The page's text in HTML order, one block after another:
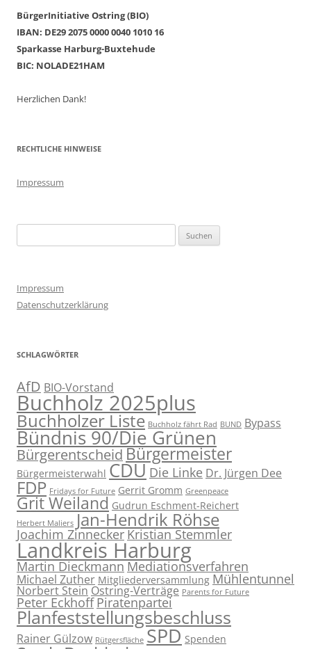
BürgerInitiative Ostring (BIO)
IBAN: DE29 2075 0000 0040 1010 16
Sparkasse Harburg-Buxtehude
BIC: NOLADE21HAM
Herzlichen Dank!
RECHTLICHE HINWEISE
Impressum
nach:
Impressum
Datenschutzerklärung
SCHLAGWÖRTER
AfD BIO-Vorstand
Buchholz 2025plus
Buchholzer Liste Buchholz fährt Rad BUND Bypass
Bündnis 90/Die Grünen
BürgerentscheidBürgermeister
Bürgermeisterwahl CDU Die Linke Dr. Jürgen Dee
FDP Fridays for Future Gerrit Gromm Greenpeace
Grit Weiland Gudrun Eschment-Reichert
Herbert Maliers Jan-Hendrik Röhse
Joachim ZinneckerKristian Stemmler
Landkreis Harburg
Martin DieckmannMediationsverfahren
Michael Zuther Mitgliederversammlung Mühlentunnel
Norbert Stein Ostring-Verträge Parents for Future
Peter Eckhoff Piratenpartei
Planfeststellungsbeschluss
Rainer Gülzow Rütgersfläche SPD Spenden